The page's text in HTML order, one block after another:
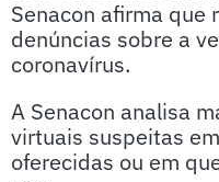
Senacon afirma que
denúncias sobre a
coronavírus.
A Senacon analisa
virtuais suspeitas
oferecidas ou em